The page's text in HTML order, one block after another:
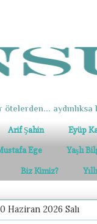
ötelerden... aydınlıksa
Arif Şahin Eyüp
Ege Yaşlı
Biz Kimiz?
Haziran 2026 Salı